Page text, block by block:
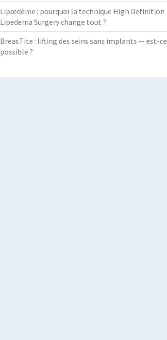
Lipœdème : pourquoi la technique High Definition
Lipedema Surgery change tout ?
BreasTite : lifting des seins sans implants — est-ce
possible ?